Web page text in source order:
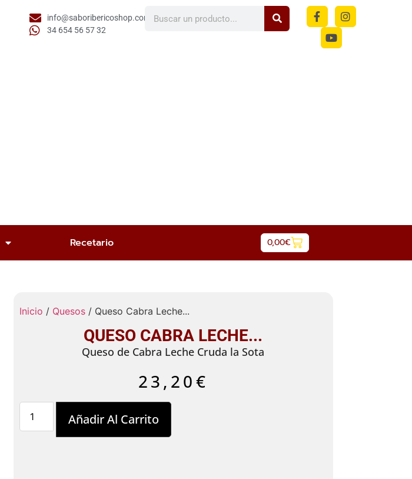
info@saboribericoshop.com
34 654 56 57 32
Recetario 0,00€
Inicio / Quesos/ Queso Cabra Leche...
QUESO CABRA LECHE...
Queso de Cabra Leche Cruda la Sota
23,20€
Añadir Al Carrito